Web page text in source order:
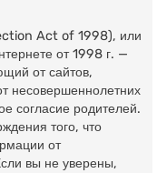
Act of 1998), или
от 1998 г. —
от сайтов,
несовершеннолетних
согласие родителей.
того, что
от
вы не уверены,